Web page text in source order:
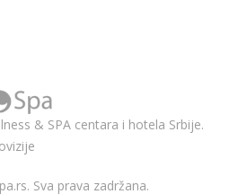
& SPA centara i hotela Srbije.
Sva prava zadržana.